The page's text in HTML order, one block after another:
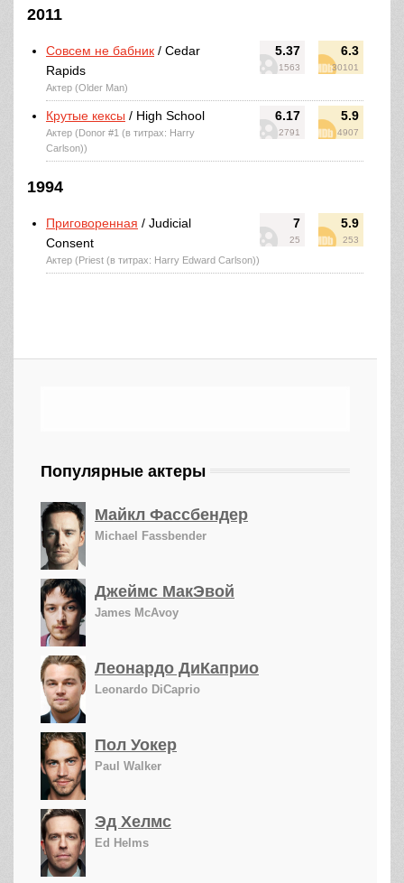
2011
5.37
1563
6.3
30101
Совсем не бабник / Cedar
Rapids
Актер (Older Man)
6.17
2791
5.9
4907
Крутые кексы / High School
Актер (Donor #1 (в титрах: Harry
Carlson))
1994
7
25
5.9
253
Приговоренная / Judicial
Consent
Актер (Priest (в титрах: Harry Edward Carlson))
Популярные актеры
Майкл Фассбендер
Michael Fassbender
Джеймс МакЭвой
James McAvoy
Леонардо ДиКаприо
Leonardo DiCaprio
Пол Уокер
Paul Walker
Эд Хелмс
Ed Helms